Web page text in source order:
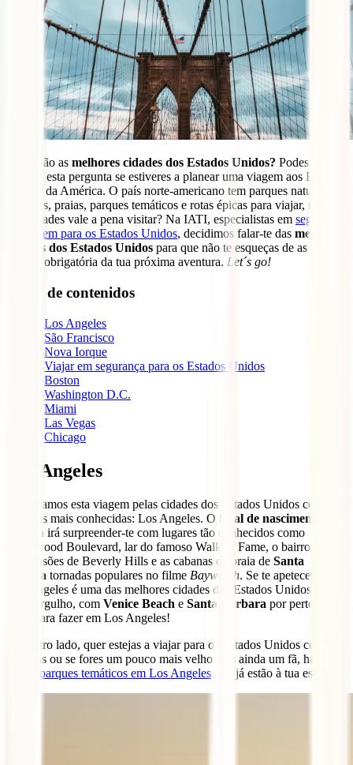
Quais são as melhores cidades dos Estados Unidos? Podes estar a
fazer-te esta pergunta se estiveres a planear uma viagem aos Estados
Unidos da América. O país norte-americano tem parques naturais
incríveis, praias, parques temáticos e rotas épicas para viajar, mas
que cidades vale a pena visitar? Na IATI, especialistas em seguros
de viagem para os Estados Unidos, decidimos falar-te das melhores
cidades dos Estados Unidos para que não te esqueças de as incluir
na lista obrigatória da tua próxima aventura. Let´s go!
Tabla de contenidos
Los Angeles
São Francisco
Nova Iorque
4Viajar em segurança para os Estados Unidos
Boston
6Washington D.C.
7Miami
Las Vegas
Chicago
Los Angeles
Começamos esta viagem pelas cidades dos Estados Unidos com
uma das mais conhecidas: Los Angeles. O
local de nascimento do
cinema irá surpreender-te com lugares tão conhecidos como
Hollywood Boulevard, lar do famoso Walk of Fame, o bairro cheio
de mansões de Beverly Hills e as cabanas de praia de Santa
Mónica tornadas populares no filme Baywatch. Se te apetecer praia,
Los Angeles é uma das melhores cidades dos Estados Unidos para
um mergulho, com Venice Beach e Santa Bárbara por perto – há
tanto para fazer em Los Angeles!
Por outro lado, quer estejas a viajar para os Estados Unidos com
crianças ou se fores um pouco mais velho mas ainda um fã, há
parques temáticos em Los Angeles que já estão à tua espera.